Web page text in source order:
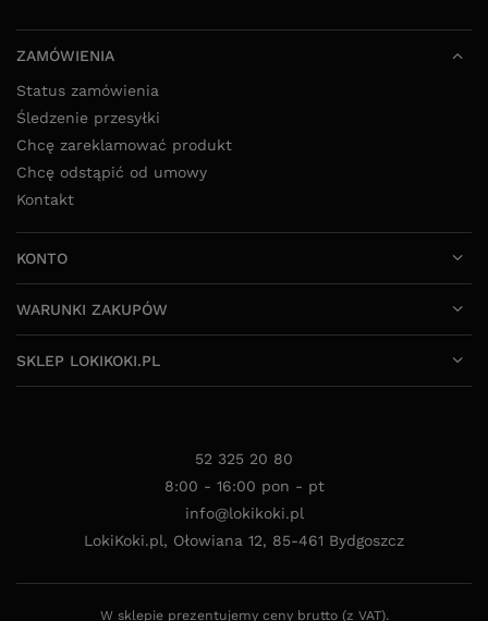
ZAMÓWIENIA
Status zamówienia
Śledzenie przesyłki
Chcę zareklamować produkt
Chcę odstąpić od umowy
Kontakt
KONTO
WARUNKI ZAKUPÓW
SKLEP LOKIKOKI.PL
52 325 20 80
8:00 - 16:00 pon - pt
info@lokikoki.pl
LokiKoki.pl, Ołowiana 12, 85-461 Bydgoszcz
W sklepie prezentujemy ceny brutto (z VAT).